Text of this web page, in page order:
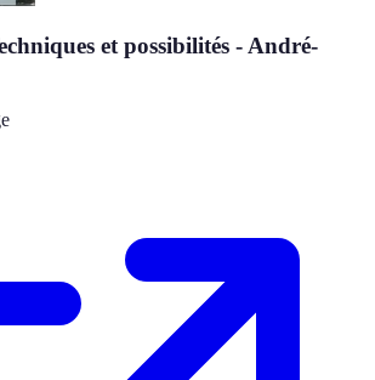
et possibilités - André-